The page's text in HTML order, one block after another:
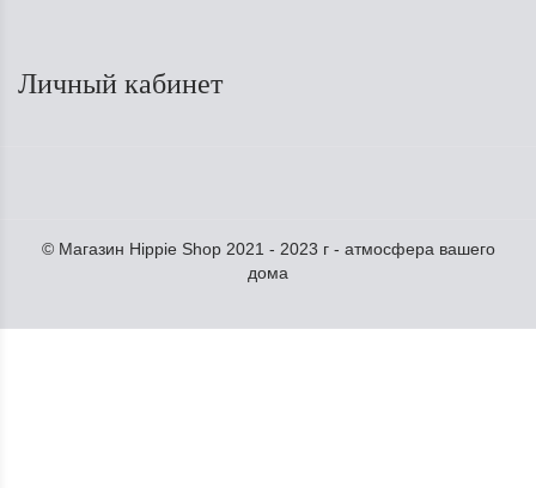
Личный кабинет
© Магазин Hippie Shop 2021 - 2023 г - атмосфера вашего
дома